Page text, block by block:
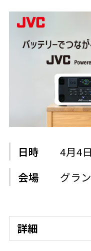
日時 4月4
会場
グラ
詳細